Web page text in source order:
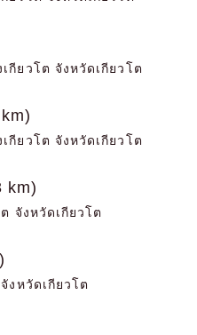
กียวโต จังหวัดเกียวโต
กียวโต จังหวัดเกียวโต
km)
จังหวัดเกียวโต
งหวัดเกียวโต